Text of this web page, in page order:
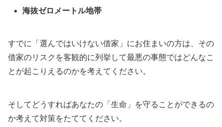
海抜ゼロメートル地帯
すでに「選んではいけない借家」にお住まいの方は、その
借家のリスクを客観的に列挙して最悪の事態ではどんなこ
とが起こりえるのかを考えてください。
そしてどうすればあなたの「生命」を守ることができるの
か考えて対策をたててください。